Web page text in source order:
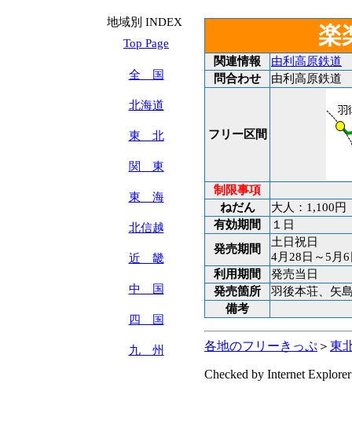
地域別 INDEX
Top Page
全 国
北海道
東 北
関 東
東 海
北信越
近 畿
中 国
四 国
九 州
楽
関連情報
由利高原鉄道
問合わせ
由利高原鉄
フリー区間
制限事項
ねだん
大人：1,100
有効期間
１日
発売期間
土日祝日
4月28日～5月
利用期間
発売当日
発売箇所
羽後本荘、矢
備考
各地のフリーきっぷ ＞ 東
Checked by Internet